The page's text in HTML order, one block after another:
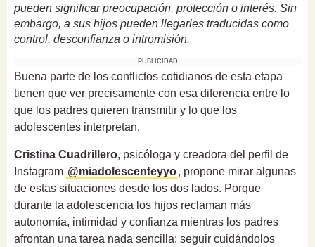
pueden significar preocupación, protección o interés. Sin
embargo, a sus hijos pueden llegarles traducidas como
control, desconfianza o intromisión.
PUBLICIDAD
Buena parte de los conflictos cotidianos de esta etapa
tienen que ver precisamente con esa diferencia entre lo
que los padres quieren transmitir y lo que los
adolescentes interpretan.
Cristina Cuadrillero, psicóloga y creadora del perfil de
Instagram @miadolescenteyyo, propone mirar algunas
de estas situaciones desde los dos lados. Porque
durante la adolescencia los hijos reclaman más
autonomía, intimidad y confianza mientras los padres
afrontan una tarea nada sencilla: seguir cuidándolos